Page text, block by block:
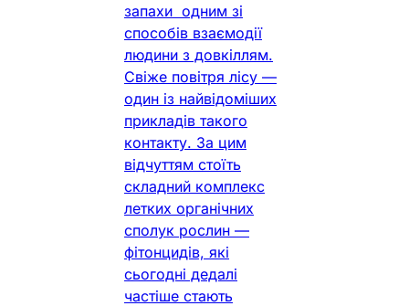
запахи одним зі
способів взаємодії
людини з довкіллям.
Свіже повітря лісу —
один із найвідоміших
прикладів такого
контакту. За цим
відчуттям стоїть
складний комплекс
летких органічних
сполук рослин —
фітонцидів, які
сьогодні дедалі
частіше стають